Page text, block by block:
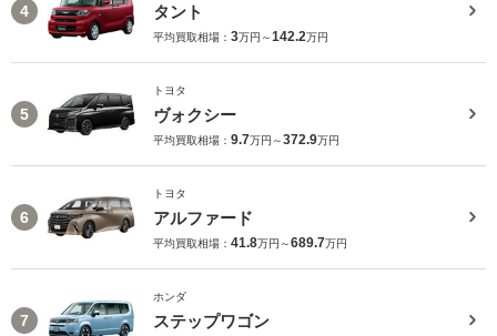
4 タント
平均買取相場： 3万円～142.2万円
5
トヨタ
ヴォクシー
平均買取相場： 9.7万円～372.9万円
6
トヨタ
アルファード
平均買取相場： 41.8万円～689.7万円
7
ホンダ
ステップワゴン